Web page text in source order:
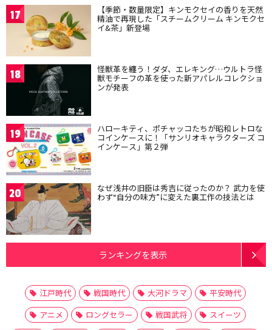
17 【季節・数量限定】キンモクセイの香りを天然
精油で再現した「スチームクリーム キンモクセ
イ&茶」新登場
18 怪獣革を纏う！ダダ、エレキング…ウルトラ怪
獣モチーフの革を使った新アパレルコレクショ
ンが発表
19 ハローキティ、ポチャッコたちが昭和レトロな
コインケースに！「サンリオキャラクターズ コ
インケース」第２弾
20 なぜ浅井の旧臣は秀吉に従ったのか？ 武力を使
わず“自分の味方”に変えた裏工作の技法とは
ランキングを表示
江戸時代 戦国時代 大河ドラマ
平安時代
アニメ
ロングセラー 戦国武将
スイーツ